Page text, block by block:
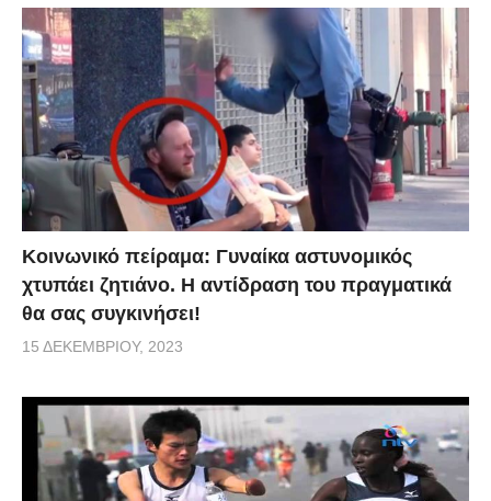
Κοινωνικό πείραμα: Γυναίκα αστυνομικός
χτυπάει ζητιάνο. Η αντίδραση του πραγματικά
θα σας συγκινήσει!
15 ΔΕΚΕΜΒΡΊΟΥ, 2023